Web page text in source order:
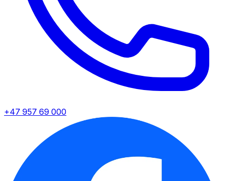
+47 957 69 000